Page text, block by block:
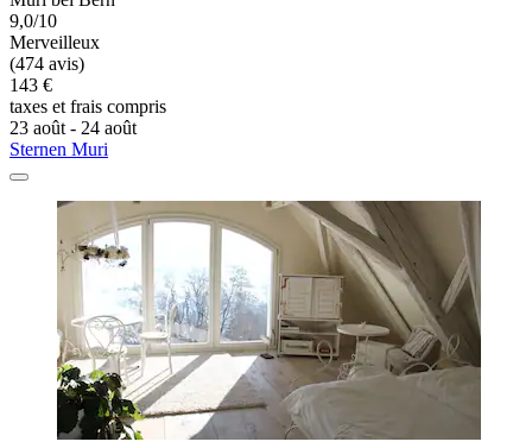
9,0/10
Merveilleux
(474 avis)
143 €
taxes et frais compris
23 août - 24 août
Sternen Muri